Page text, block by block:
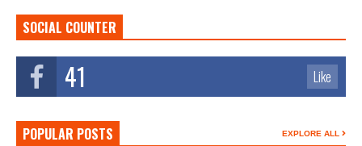
SOCIAL COUNTER
41 Like
POPULAR POSTS EXPLORE ALL